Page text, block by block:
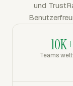
und
10K+
Teams